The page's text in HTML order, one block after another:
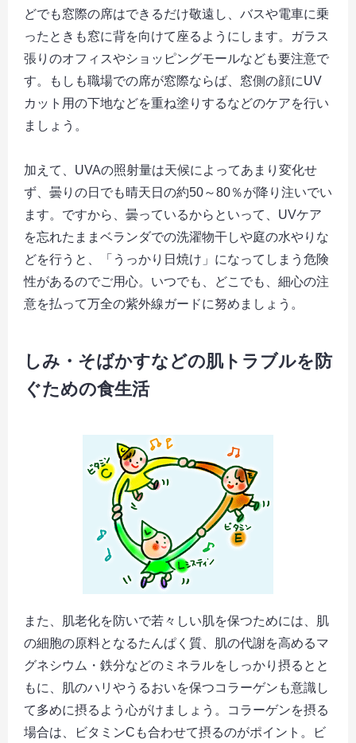
どでも窓際の席はできるだけ敬遠し、バスや電車に乗
ったときも窓に背を向けて座るようにします。ガラス
張りのオフィスやショッピングモールなども要注意で
す。もしも職場での席が窓際ならば、窓側の顔にUV
カット用の下地などを重ね塗りするなどのケアを行い
ましょう。
加えて、UVAの照射量は天候によってあまり変化せ
ず、曇りの日でも晴天日の約50～80％が降り注いでい
ます。ですから、曇っているからといって、UVケア
を忘れたままベランダでの洗濯物干しや庭の水やりな
どを行うと、「うっかり日焼け」になってしまう危険
性があるのでご用心。いつでも、どこでも、細心の注
意を払って万全の紫外線ガードに努めましょう。
しみ・そばかすなどの肌トラブルを防
ぐための食生活
また、肌老化を防いで若々しい肌を保つためには、肌
の細胞の原料となるたんぱく質、肌の代謝を高めるマ
グネシウム・鉄分などのミネラルをしっかり摂るとと
もに、肌のハリやうるおいを保つコラーゲンも意識し
て多めに摂るよう心がけましょう。コラーゲンを摂る
場合は、ビタミンCも合わせて摂るのがポイント。ビ